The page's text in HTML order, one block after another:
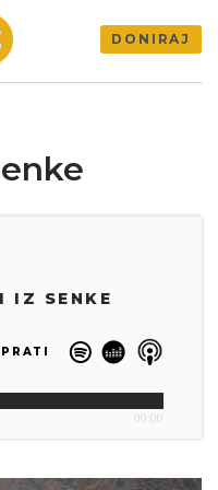
DONIRAJ
IZ SENKE
00:00